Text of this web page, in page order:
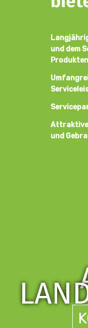
und dem
Produkten
Attraktive
und